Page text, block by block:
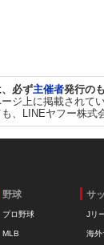
必ず主催者発行の
ジ上に掲載されて
、LINEヤフー株式
野球
プロ野球
MLB
サ
Jリ
海外